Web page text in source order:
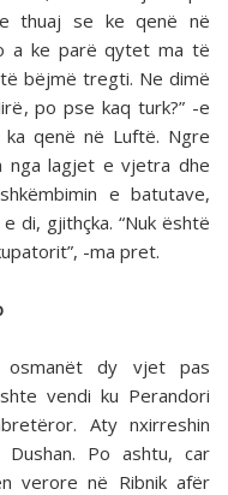
thuaj se ke qenë në
a ke parë qytet ma të
bëjmë tregti. Ne dimë
po pse kaq turk?” -e
qenë në Luftë. Ngre
nga lagjet e vjetra dhe
e batutave,
di, gjithçka. “Nuk është
-ma pret.
dy vjet pas
vendi ku Perandori
Aty nxirreshin
Po ashtu, car
verore në Ribnik afër